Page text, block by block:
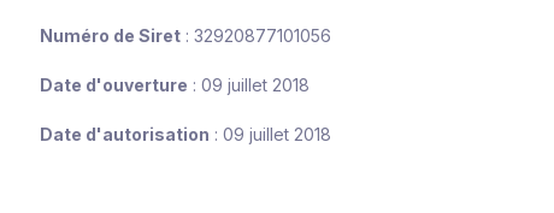
Numéro de Siret : 32920877101056
Date d'ouverture : 09 juillet 2018
Date d'autorisation : 09 juillet 2018